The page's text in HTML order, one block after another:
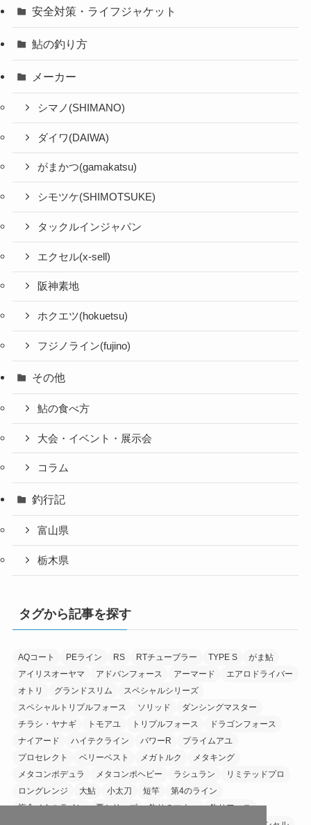
安全対策・ライフジャケット
鮎の釣り方
メーカー
シマノ(SHIMANO)
ダイワ(DAIWA)
がまかつ(gamakatsu)
シモツケ(SHIMOTSUKE)
タックルインジャパン
エクセル(x-sell)
阪神素地
ホクエツ(hokuetsu)
フジノライン(fujino)
その他
鮎の食べ方
大会・イベント・展示会
コラム
釣行記
富山県
栃木県
タグから記事を探す
AQコート PEライン RS RTチューブラー TYPE S
がま鮎
アイリスオーヤマ
アドバンフォース アーマード
エアロドライバー
オトリ
グランドスリム
スペシャルシリーズ
スペシャルトリプルフォース
ソリッド
ダンシングマスター
チラシ・ヤナギ
トモアユ トリプルフォース
ドラゴンフォース
ナイアード
ハイテクライン パワーR
プライムアユ
プロセレクト
ベリーベスト メガトルク
メタキング
メタコンポデュラ
メタコンポヘビー ラシュラン
リミテッドプロ
ロングレンジ
大鮎 小太刀 短竿
第4のライン
複合メタルライン
要シリーズ 釣りのマナー
釣りフェス